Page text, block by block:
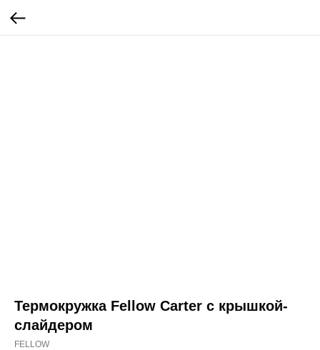
Термокружка Fellow Carter с крышкой-
слайдером
FELLOW